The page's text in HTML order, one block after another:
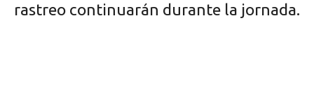
rastreo continuarán durante la jornada.